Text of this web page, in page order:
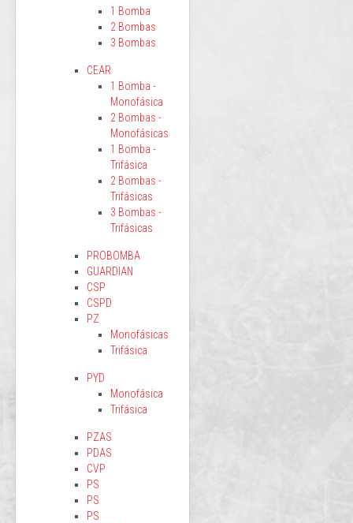
1 Bomba
2 Bombas
3 Bombas
CEAR
1 Bomba -
Monofásica
2 Bombas -
Monofásicas
1 Bomba -
Trifásica
2 Bombas -
Trifásicas
3 Bombas -
Trifásicas
PROBOMBA
GUARDIAN
CSP
CSPD
PZ
Monofásicas
Trifásica
PYD
Monofásica
Trifásica
PZAS
PDAS
CVP
PS
PS
PS